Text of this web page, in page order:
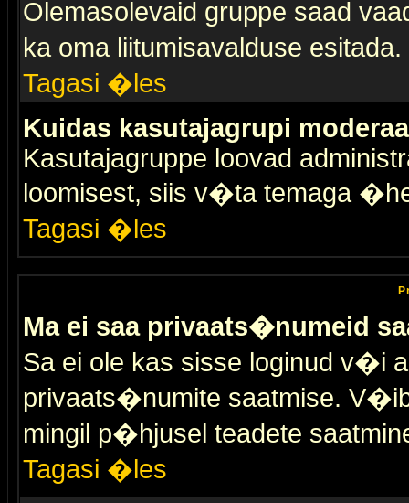
Olemasolevaid gruppe saad
ka oma liitumisavalduse
Tagasi �les
Kuidas kasutajagrupi
Kasutajagruppe loovad
loomisest, siis v�ta temaga
Tagasi �les
Ma ei saa privaats�numeid
Sa ei ole kas sisse loginud v�i
privaats�numite saatmise.
mingil p�hjusel teadete
Tagasi �les